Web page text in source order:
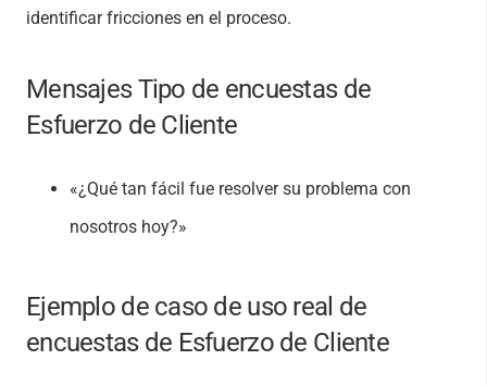
identificar fricciones en el proceso.
Mensajes Tipo de encuestas de
Esfuerzo de Cliente
«¿Qué tan fácil fue resolver su problema con
nosotros hoy?»
Ejemplo de caso de uso real de
encuestas de Esfuerzo de Cliente